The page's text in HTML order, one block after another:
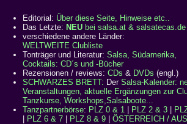
Editorial: Über diese Seite, Hinweise etc..
Das Letzte: NEU bei salsa.at & salsatecas.de
verschiedene andere Länder:
WELTWEITE Clubliste
Tonträger und Literatur: Salsa, Südamerika,
Cocktails: CD´s und -Bücher
Rezensionen / reviews: CDs & DVDs (engl.)
SCHWARZES BRETT: Der Salsa-Kalender:
Veranstaltungen, aktuelle Ergänzungen zur
Tanzkurse, Workshops,Salsaboote...
Tanzpartnerbörse: PLZ 0 & 1 PLZ 2 & 3
PLZ 6 & 7 PLZ 8 & 9 ÖSTERREICH /